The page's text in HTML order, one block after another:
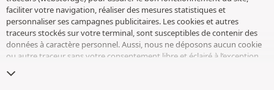
faciliter votre navigation, réaliser des mesures statistiques et
personnaliser ses campagnes publicitaires. Les cookies et autres
traceurs stockés sur votre terminal, sont susceptibles de contenir des
données à caractère personnel. Aussi, nous ne déposons aucun cookie
ou autre traceur sans votre consentement libre et éclairé à l’exception
conservons votre choix pendant 6 mois. Vous pouvez retirer votre